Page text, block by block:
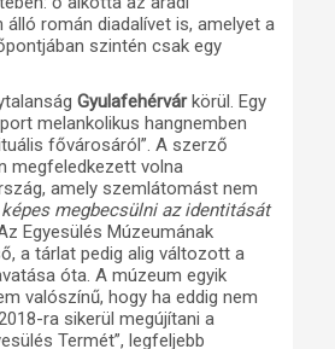
álló román diadalívet is, amelyet a
szintén csak egy
Gyulafehérvárkörül. Egy
melankolikus hangnemben
fővárosáról”. A szerző
megfeledkezett volna
amely szemlátomást nem
képes megbecsülni az identitását
Egyesülés Múzeumának
a tárlat pedig alig változott a
óta. A múzeum egyik
valószínű, hogy ha eddig nem
ra sikerül megújítani a
Termét”, legfeljebb